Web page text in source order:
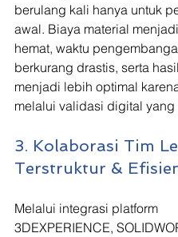
berulang kali hanya untuk
awal. Biaya material
hemat, waktu
berkurang drastis, serta
menjadi lebih optimal
melalui validasi digital yang
3. Kolaborasi Tim
Terstruktur &
Melalui integrasi platform
3DEXPERIENCE,